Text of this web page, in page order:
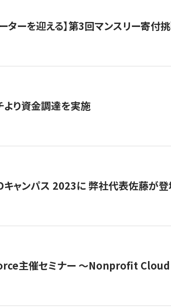
ターを迎える】​​第3回マンスリー寄付
より資金調達を実施
ャンパス 2023に 弊社代表佐藤が
主催セミナー 〜Nonprofit